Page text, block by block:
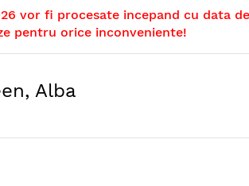
vor fi procesate incepand cu data de
pentru orice inconveniente!
Alba